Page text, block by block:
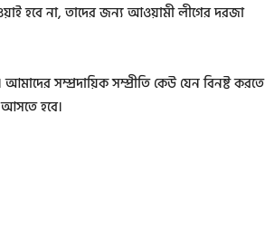
হবে না, তাদের জন্য আওয়ামী লীগের দরজা
সম্প্রদায়িক সম্প্রীতি কেউ যেন বিনষ্ট করতে
আসতে হবে।